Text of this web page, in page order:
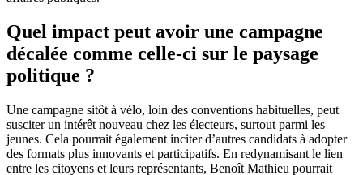
Quel impact peut avoir une campagne
décalée comme celle-ci sur le paysage
politique ?
Une campagne sitôt à vélo, loin des conventions habituelles, peut
susciter un intérêt nouveau chez les électeurs, surtout parmi les
jeunes. Cela pourrait également inciter d’autres candidats à adopter
des formats plus innovants et participatifs. En redynamisant le lien
entre les citoyens et leurs représentants, Benoît Mathieu pourrait